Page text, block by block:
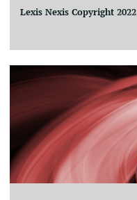
Lexis Nexis Copyright 2022